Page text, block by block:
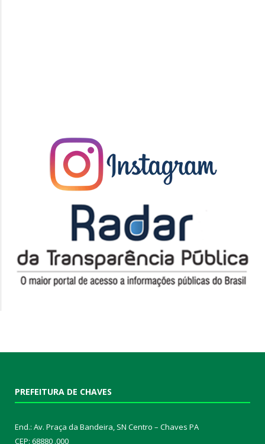
PREFEITURA DE CHAVES
End.: Av. Praça da Bandeira, SN Centro – Chaves PA
CEP: 68880 .000